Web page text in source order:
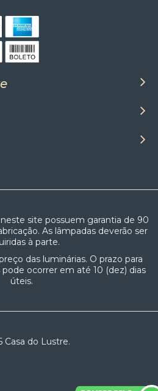
site possuem garantia de 90
As lâmpadas deverão ser
à parte.
das luminárias. O prazo para
ocorrer em até 10 (dez) dias
úteis.
Casa do Lustre.